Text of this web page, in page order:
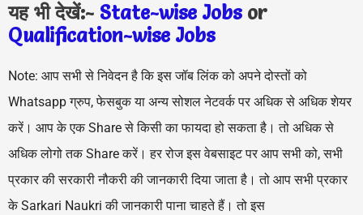
यह भी देखें:- State-wise Jobs or
Qualification-wise Jobs
Note: आप सभी से निवेदन है कि इस जॉब लिंक को अपने दोस्तों को
Whatsapp ग्रुप, फेसबुक या अन्य सोशल नेटवर्क पर अधिक से अधिक शेयर
करें। आप के एक Share से किसी का फायदा हो सकता है। तो अधिक से
अधिक लोगो तक Share करें। हर रोज इस वेबसाइट पर आप सभी को, सभी
प्रकार की सरकारी नौकरी की जानकारी दिया जाता है। तो आप सभी प्रकार
के Sarkari Naukri की जानकारी पाना चाहते हैं। तो इस